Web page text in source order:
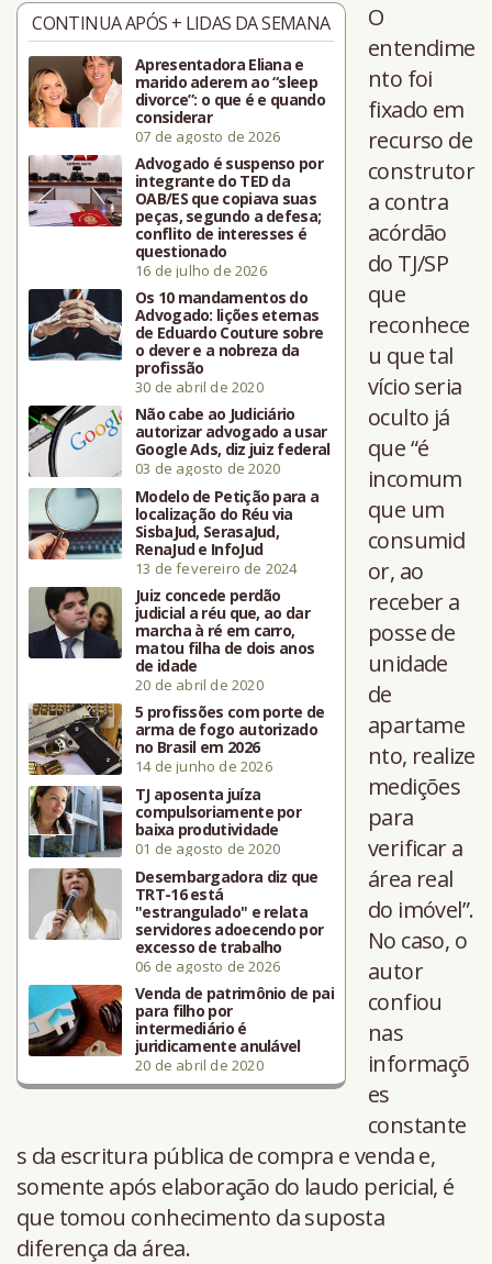
CONTINUA APÓS + LIDAS DA SEMANA
Apresentadora Eliana e
marido aderem ao “sleep
divorce”: o que é e quando
considerar
07 de agosto de 2026
Advogado é suspenso por
integrante do TED da
OAB/ES que copiava suas
peças, segundo a defesa;
conflito de interesses é
questionado
16 de julho de 2026
Os 10 mandamentos do
Advogado: lições eternas
de Eduardo Couture sobre
o dever e a nobreza da
profissão
30 de abril de 2020
Não cabe ao Judiciário
autorizar advogado a usar
Google Ads, diz juiz federal
03 de agosto de 2020
Modelo de Petição para a
localização do Réu via
SisbaJud, SerasaJud,
RenaJud e InfoJud
13 de fevereiro de 2024
Juiz concede perdão
judicial a réu que, ao dar
marcha à ré em carro,
matou filha de dois anos
de idade
20 de abril de 2020
5 profissões com porte de
arma de fogo autorizado
no Brasil em 2026
14 de junho de 2026
TJ aposenta juíza
compulsoriamente por
baixa produtividade
01 de agosto de 2020
Desembargadora diz que
TRT-16 está
"estrangulado" e relata
servidores adoecendo por
excesso de trabalho
06 de agosto de 2026
Venda de patrimônio de pai
para filho por
intermediário é
juridicamente anulável
20 de abril de 2020
O
entendime
nto foi
fixado em
recurso de
construtor
a contra
acórdão
do TJ/SP
que
reconhece
u que tal
vício seria
oculto já
que “é
incomum
que um
consumid
or, ao
receber a
posse de
unidade
de
apartame
nto, realize
medições
para
verificar a
área real
do imóvel”.
No caso, o
autor
confiou
nas
informaçõ
es
constante
s da escritura pública de compra e venda e,
somente após elaboração do laudo pericial, é
que tomou conhecimento da suposta
diferença da área.